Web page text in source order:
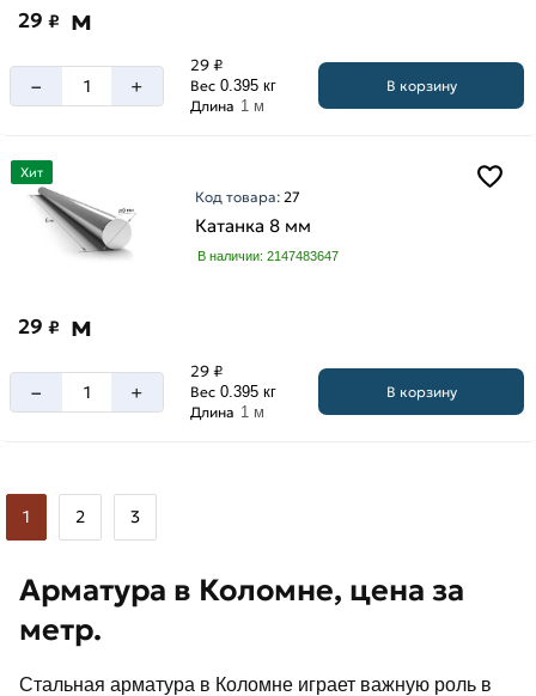
29 ₽ м
– +
29 ₽
Вес 0.395 кг
Длина 1 м
В корзину
Хит
Код товара: 27
Катанка 8 мм
В наличии: 2147483647
29 ₽ м
– +
29 ₽
Вес 0.395 кг
Длина 1 м
В корзину
1 2 3
Арматура в Коломне, цена за
метр.
Стальная арматура в Коломне играет важную роль в